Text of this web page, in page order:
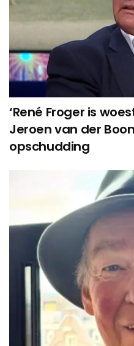
‘René Froger is
Jeroen van der
opschudding